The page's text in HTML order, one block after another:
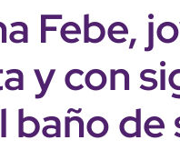
Febe,
y con
de